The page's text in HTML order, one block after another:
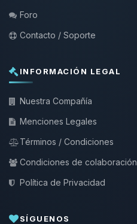
Foro
Contacto / Soporte
INFORMACIÓN LEGAL
Nuestra Compañía
Menciones Legales
Términos / Condiciones
Condiciones de colaboración
Política de Privacidad
SÍGUENOS